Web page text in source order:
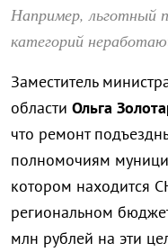
Например, льготный
категорий
Заместитель
области Ольга
что ремонт
полномочиям
котором находится
региональном
млн рублей на эти